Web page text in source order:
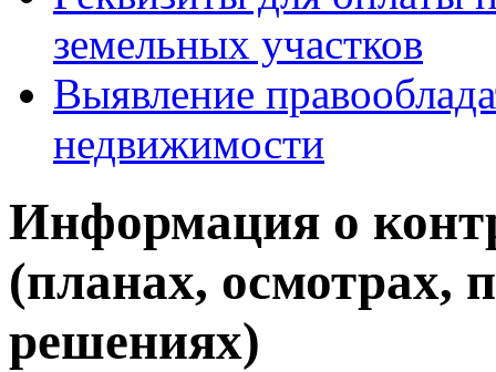
земельных участков
Выявление
недвижимости
Информация о
(планах, осмотрах,
решениях)